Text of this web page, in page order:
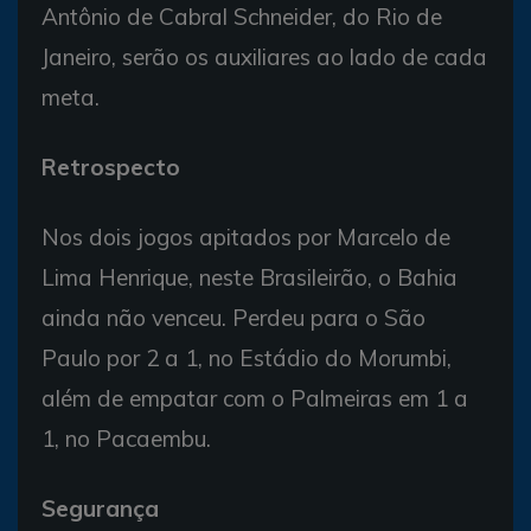
Antônio de Cabral Schneider, do Rio de
Janeiro, serão os auxiliares ao lado de cada
meta.
Retrospecto
Nos dois jogos apitados por Marcelo de
Lima Henrique, neste Brasileirão, o Bahia
ainda não venceu. Perdeu para o São
Paulo por 2 a 1, no Estádio do Morumbi,
além de empatar com o Palmeiras em 1 a
1, no Pacaembu.
Segurança